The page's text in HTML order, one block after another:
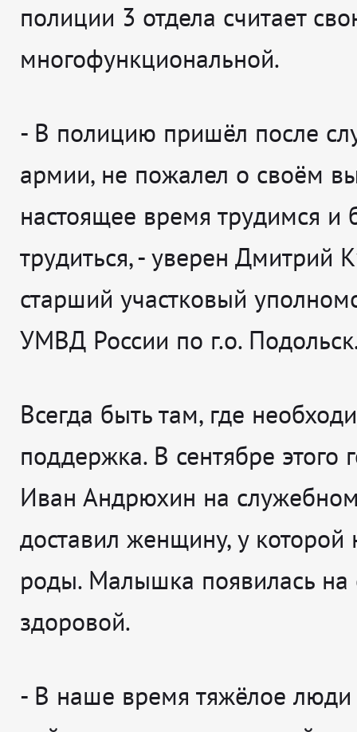
полиции 3 отдела считает
многофункциональной.
- В полицию пришёл после
армии, не пожалел о своём
настоящее время трудимся и
трудиться, - уверен Дмитрий
старший участковый
УМВД России по г.о.
Всегда быть там, где
поддержка. В сентябре этого
Иван Андрюхин на
доставил женщину, у которой
роды. Малышка появилась на
здоровой.
- В наше время тяжёлое люди